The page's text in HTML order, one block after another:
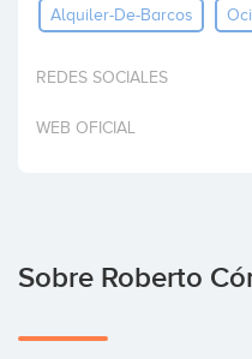
Invertir
Alquiler-De-Barcos
REDES SOCIALES
WEB OFICIAL
Sobre Roberto